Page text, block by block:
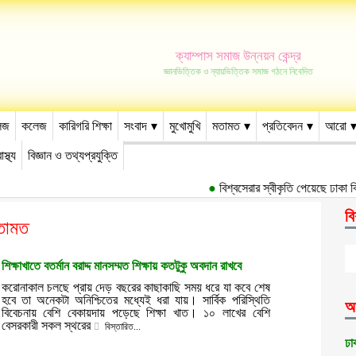
ক্যাম্পাস সমাজ উন্নয়ন কেন্দ্র
জ্ঞানভিত্তিক ও ন্যায়ভিত্তিক সমাজ গঠনে নিবেদিত
কলেজ কারিগরি শিক্ষা সংবাদ মুখোমুখি মতামত প্রতিবেদন আরো
বিজ্ঞান ও তথ্যপ্রযুক্তি
বিশ্বসেরার স্বীকৃতি পেয়েছে ঢাকা
শিক্ষাখাতে বতর্মান বরাদ্দ মানসম্মত শিক্ষায় কতটুকু অবদান রাখবে
করোনাকাল চলছে প্রায় দেড় বছরের কাছাকাছি সময় ধরে যা কবে শেষ
হবে তা অনেকটা অনিশ্চিতের মধ্যেই ধরা যায়। সার্বিক পরিস্থিতি
বিবেচনায় বেশি বেকায়দায় পড়েছে শিক্ষা খাত। ১০ লাখের বেশি
বেসরকারী সকল স্থরের
বিস্তারিত...